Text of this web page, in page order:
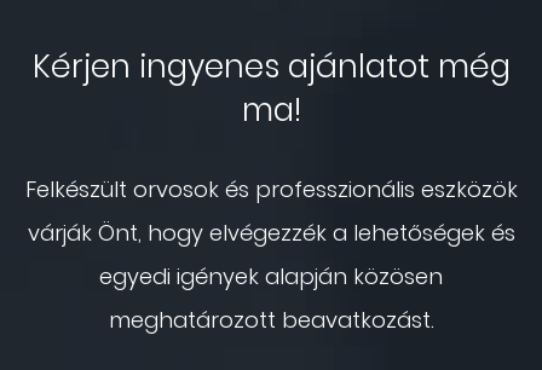
Kérjen ingyenes ajánlatot még
ma!
Felkészült orvosok és professzionális eszközök
várják Önt, hogy elvégezzék a lehetőségek és
egyedi igények alapján közösen
meghatározott beavatkozást.